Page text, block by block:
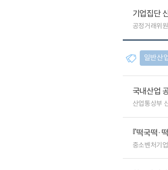
기업집단
공정거래위
일반산
국내산업
산업통상부
『떡국떡·
중소벤처기